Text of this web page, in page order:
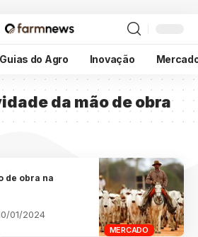
Guias do Agro Inovação
da mão de obra
MERCADO
de obra na
01/2024